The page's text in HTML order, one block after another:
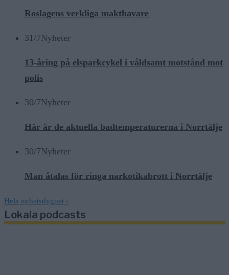
Roslagens verkliga makthavare
31/7Nyheter
13-åring på elsparkcykel i våldsamt motstånd mot
polis
30/7Nyheter
Här är de aktuella badtemperaturerna i Norrtälje
30/7Nyheter
Man åtalas för ringa narkotikabrott i Norrtälje
Hela nyhetsdygnet ›
Lokala podcasts